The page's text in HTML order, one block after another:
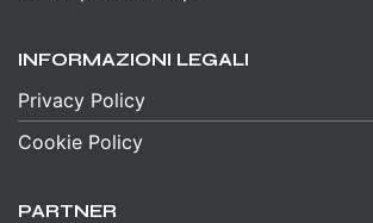
INFORMAZIONI LEGALI
Privacy Policy
Cookie Policy
PARTNER